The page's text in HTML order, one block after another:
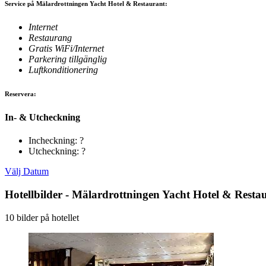
Service på Mälardrottningen Yacht Hotel & Restaurant:
Internet
Restaurang
Gratis WiFi/Internet
Parkering tillgänglig
Luftkonditionering
Reservera:
In- & Utcheckning
Incheckning: ?
Utcheckning: ?
Välj Datum
Hotellbilder - Mälardrottningen Yacht Hotel &
10 bilder på hotellet